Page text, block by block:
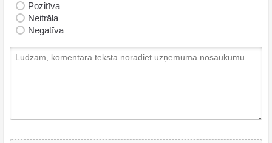
Pozitīva
Neitrāla
Negatīva